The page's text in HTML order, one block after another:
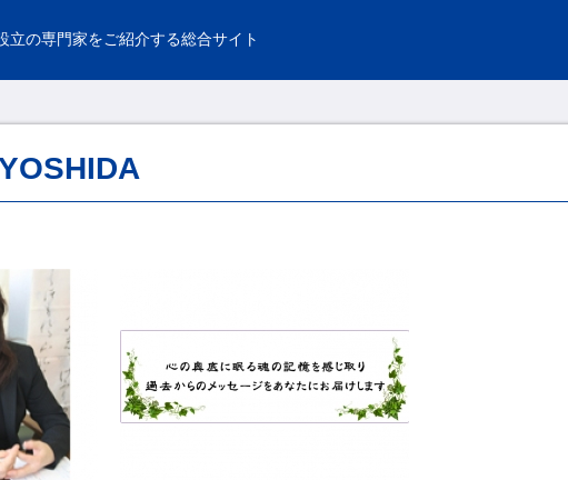
立の専門家をご紹介する総合サイト